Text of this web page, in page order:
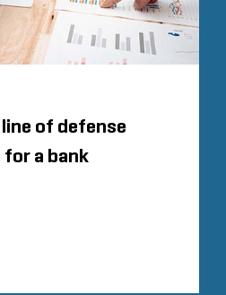
of defense
a bank